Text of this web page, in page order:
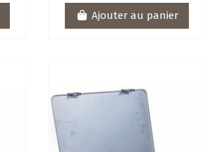
Ajouter au panier